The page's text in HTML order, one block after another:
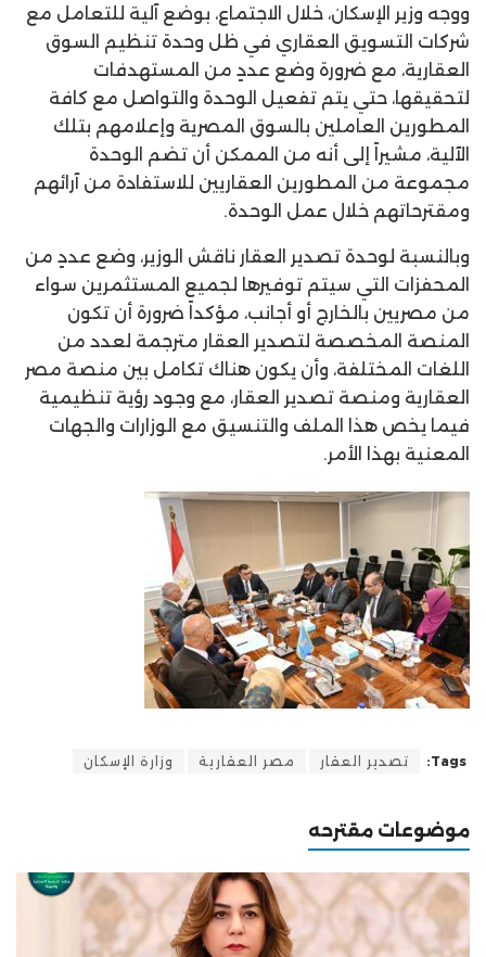
ووجه وزير الإسكان، خلال الاجتماع، بوضع آلية للتعامل مع
شركات التسويق العقاري في ظل وحدة تنظيم السوق
العقارية، مع ضرورة وضع عددٍ من المستهدفات
لتحقيقها، حتي يتم تفعيل الوحدة والتواصل مع كافة
المطورين العاملين بالسوق المصرية وإعلامهم بتلك
الآلية، مشيراً إلى أنه من الممكن أن تضم الوحدة
مجموعة من المطورين العقاريين للاستفادة من آرائهم
ومقترحاتهم خلال عمل الوحدة.
وبالنسبة لوحدة تصدير العقار ناقش الوزير، وضع عددٍ من
المحفزات التي سيتم توفيرها لجميع المستثمرين سواء
من مصريين بالخارج أو أجانب، مؤكداً ضرورة أن تكون
المنصة المخصصة لتصدير العقار مترجمة لعدد من
اللغات المختلفة، وأن يكون هناك تكامل بين منصة مصر
العقارية ومنصة تصدير العقار، مع وجود رؤية تنظيمية
فيما يخص هذا الملف والتنسيق مع الوزارات والجهات
المعنية بهذا الأمر.
Tags: تصدير العقار مصر العقارية وزارة الإسكان
موضوعات مقترحه